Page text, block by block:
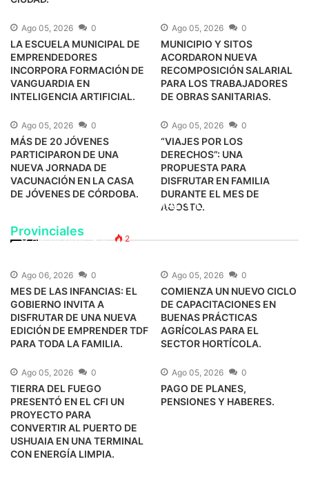
Ago 05, 2026 0
LA ESCUELA MUNICIPAL DE
EMPRENDEDORES
INCORPORA FORMACIÓN DE
VANGUARDIA EN
INTELIGENCIA ARTIFICIAL.
Ago 05, 2026 0
MUNICIPIO Y SITOS
ACORDARON NUEVA
RECOMPOSICIÓN SALARIAL
PARA LOS TRABAJADORES
DE OBRAS SANITARIAS.
Ago 05, 2026 0
MÁS DE 20 JÓVENES
PARTICIPARON DE UNA
NUEVA JORNADA DE
VACUNACIÓN EN LA CASA
DE JÓVENES DE CÓRDOBA.
Ago 05, 2026 0
“VIAJES POR LOS
DERECHOS”: UNA
PROPUESTA PARA
DISFRUTAR EN FAMILIA
DURANTE EL MES DE
AGOSTO.
Provinciales
EL GOBIERNO PROVINCIAL Y LA
UN SHOW ACÚSTICO GRATUITO DE
Ago 06, 2026 0 2
Ago 06, 2026 0
MES DE LAS INFANCIAS: EL
GOBIERNO INVITA A
DISFRUTAR DE UNA NUEVA
EDICIÓN DE EMPRENDER TDF
PARA TODA LA FAMILIA.
Ago 05, 2026 0
COMIENZA UN NUEVO CICLO
DE CAPACITACIONES EN
BUENAS PRÁCTICAS
AGRÍCOLAS PARA EL
SECTOR HORTÍCOLA.
Ago 05, 2026 0
TIERRA DEL FUEGO
PRESENTÓ EN EL CFI UN
PROYECTO PARA
CONVERTIR AL PUERTO DE
USHUAIA EN UNA TERMINAL
CON ENERGÍA LIMPIA.
Ago 05, 2026 0
PAGO DE PLANES,
PENSIONES Y HABERES.